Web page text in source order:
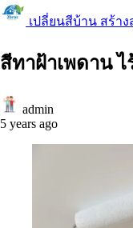
เปลี่ยนสีบ้าน สร้าง
สีทาฝ้าเพดาน
admin
5 years ago